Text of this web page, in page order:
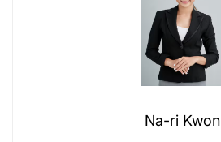
Na-ri Kwon